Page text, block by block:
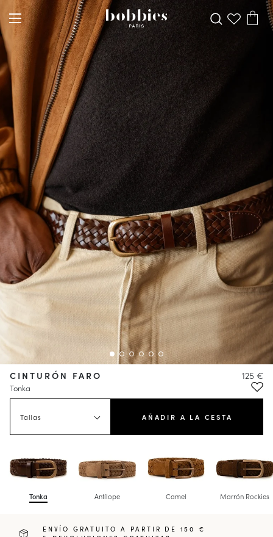
CINTURÓN FARO
Tonka
125 €
Tallas AÑADIR A LA CESTA
Tonka Antílope Camel Marrón Rockies
ENVÍO GRATUITO A PARTIR DE 150 €